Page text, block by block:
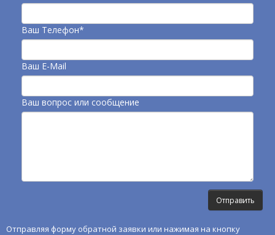
Ваш Телефон*
Ваш E-Mail
Ваш вопрос или сообщение
Отправляя форму обратной заявки или нажимая на кнопку